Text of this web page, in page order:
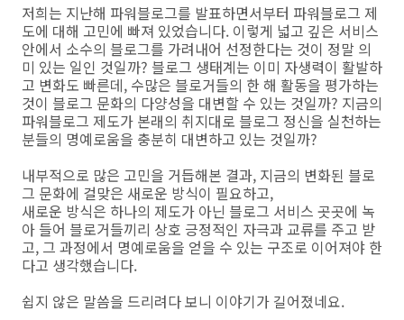
저희는 지난해 파워블로그를 발표하면서부터 파워블로그 제
도에 대해 고민에 빠져 있었습니다. 이렇게 넓고 깊은 서비스
안에서 소수의 블로그를 가려내어 선정한다는 것이 정말 의
미 있는 일인 것일까? 블로그 생태계는 이미 자생력이 활발하
고 변화도 빠른데, 수많은 블로거들의 한 해 활동을 평가하는
것이 블로그 문화의 다양성을 대변할 수 있는 것일까? 지금의
파워블로그 제도가 본래의 취지대로 블로그 정신을 실천하는
분들의 명예로움을 충분히 대변하고 있는 것일까?
내부적으로 많은 고민을 거듭해본 결과, 지금의 변화된 블로
그 문화에 걸맞은 새로운 방식이 필요하고,
새로운 방식은 하나의 제도가 아닌 블로그 서비스 곳곳에 녹
아 들어 블로거들끼리 상호 긍정적인 자극과 교류를 주고 받
고, 그 과정에서 명예로움을 얻을 수 있는 구조로 이어져야 한
다고 생각했습니다.
쉽지 않은 말씀을 드리려다 보니 이야기가 길어졌네요.